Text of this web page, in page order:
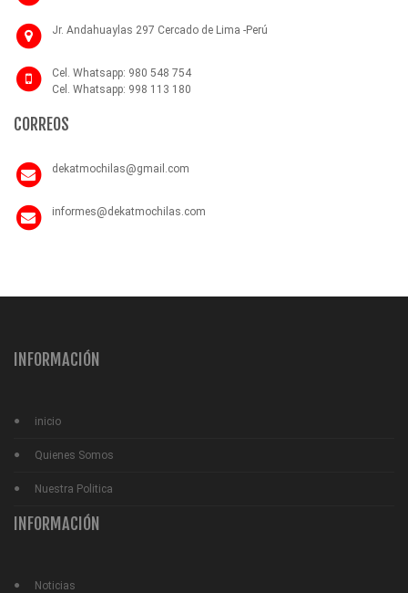
Jr. Andahuaylas 297 Cercado de Lima -Perú
Cel. Whatsapp: 980 548 754
Cel. Whatsapp: 998 113 180
CORREOS
dekatmochilas@gmail.com
informes@dekatmochilas.com
INFORMACIÓN
inicio
Quienes Somos
Nuestra Politica
INFORMACIÓN
Noticias